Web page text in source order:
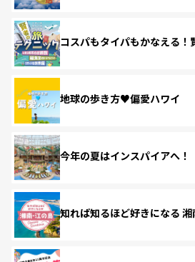
コスパもタイパもかなえる！
地球の歩き方♥偏愛ハワイ
今年の夏はインスパイアへ！
知れば知るほど好きになる